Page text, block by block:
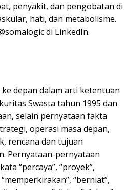
penyakit, dan pengobatan di
hati, dan metabolisme.
di LinkedIn.
depan dalam arti ketentuan
Swasta tahun 1995 dan
selain pernyataan fakta
operasi masa depan,
rencana dan tujuan
Pernyataan-pernyataan
“percaya”, “proyek”,
“berniat”,